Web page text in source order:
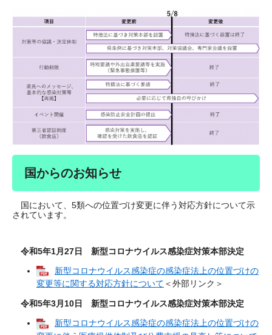
国からのお知らせ
国において、5類への位置づけ変更に伴う対応方針について示
されています。
令和5年1月27日 新型コロナウイルス感染症対策本部決定
新型コロナウイルス感染症の感染症法上の位置づけの
変更等に関する対応方針について​ ＜外部リンク＞
令和5年3月10日 新型コロナウイルス感染症対策本部決定
新型コロナウイルス感染症の感染症法上の位置づけの